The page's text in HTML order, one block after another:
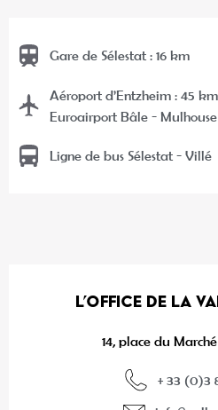
Gare de Sélestat : 16 km
Aéroport d’Entzheim : 45 km
Euroairport Bâle -
Ligne de bus Sélestat - Villé
L’OFFICE DE LA
14, place du
+ 33 (0)3